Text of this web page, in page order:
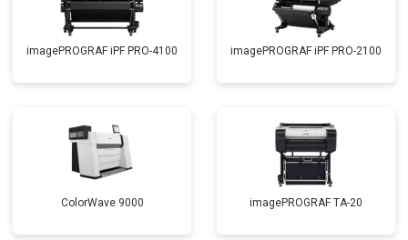
imagePROGRAF iPF PRO-4100 imagePROGRAF iPF PRO-2100
ColorWave 9000 imagePROGRAF TA-20